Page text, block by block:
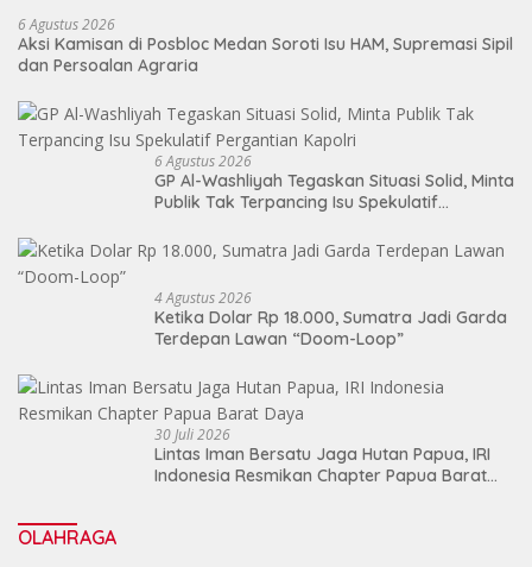
6 Agustus 2026
Aksi Kamisan di Posbloc Medan Soroti Isu HAM, Supremasi Sipil
dan Persoalan Agraria
6 Agustus 2026
GP Al-Washliyah Tegaskan Situasi Solid, Minta
Publik Tak Terpancing Isu Spekulatif
4 Agustus 2026
Ketika Dolar Rp 18.000, Sumatra Jadi Garda
Terdepan Lawan “Doom-Loop”
30 Juli 2026
Lintas Iman Bersatu Jaga Hutan Papua, IRI
Indonesia Resmikan Chapter Papua Barat
OLAHRAGA